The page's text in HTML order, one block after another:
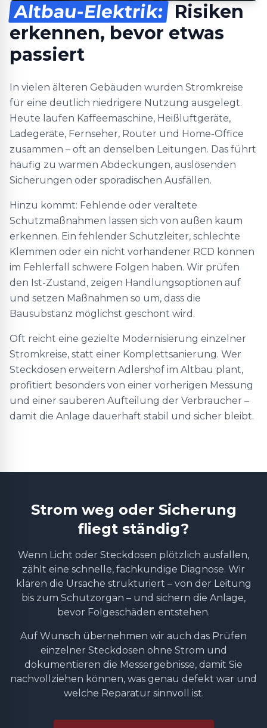
Altbau-Elektrik: Risiken
erkennen, bevor etwas
passiert
In vielen älteren Gebäuden wurden Stromkreise
für eine deutlich niedrigere Nutzung ausgelegt.
Heute laufen Kaffeemaschine, Heißluftgeräte,
Ladegeräte, Fernseher, Router und Home-Office
zusammen – oft an denselben Leitungen. Das führt
häufig zu warmen Abdeckungen, auslösenden
Sicherungen oder sporadischen Ausfällen.
Hinzu kommt: Fehlende oder veraltete
Schutzmaßnahmen lassen sich von außen kaum
erkennen. Ein fehlender Schutzleiter, schlechte
Klemmen oder ein nicht vorhandener RCD können
im Fehlerfall schwere Folgen haben. Wir prüfen
den Ist-Zustand, zeigen Handlungsoptionen auf
und setzen Maßnahmen so um, dass die
Bausubstanz möglichst geschont wird.
Oft reicht eine gezielte Modernisierung einzelner
Stromkreise, statt einer Komplettsanierung. Wer
Steckdosen erweitern Adlershof im Altbau plant,
profitiert besonders von einer vorherigen Messung
und einer sauberen Aufteilung der Verbraucher –
damit die Anlage dauerhaft stabil und sicher bleibt.
Strom weg oder Sicherung
fliegt ständig?
Wenn Licht oder Steckdosen plötzlich ausfallen,
zählt eine schnelle, fachkundige Diagnose. Wir
klären die Ursache strukturiert – von der Leitung
bis zum Schutzorgan – und sichern die Anlage,
bevor Folgeschäden entstehen.
Auf Wunsch übernehmen wir auch das Prüfen
einzelner Steckdosen ohne Strom und
dokumentieren die Messergebnisse, damit Sie
nachvollziehen können, was genau defekt war und
welche Reparatur sinnvoll ist.